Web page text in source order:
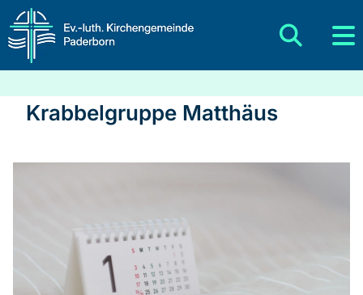
Krabbelgruppe Matthäus